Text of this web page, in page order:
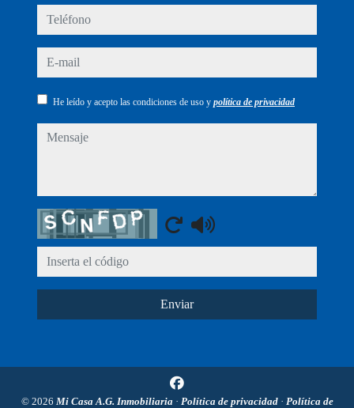
teléfono
e-mail
He leído y acepto las condiciones de uso y política de privacidad
mensaje
Captcha
Enviar
© 2026 Mi Casa A.G. Inmobiliaria · Política de privacidad · Política de